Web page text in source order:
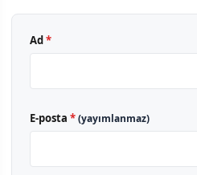
Ad*
E-posta *(yayımlanmaz)